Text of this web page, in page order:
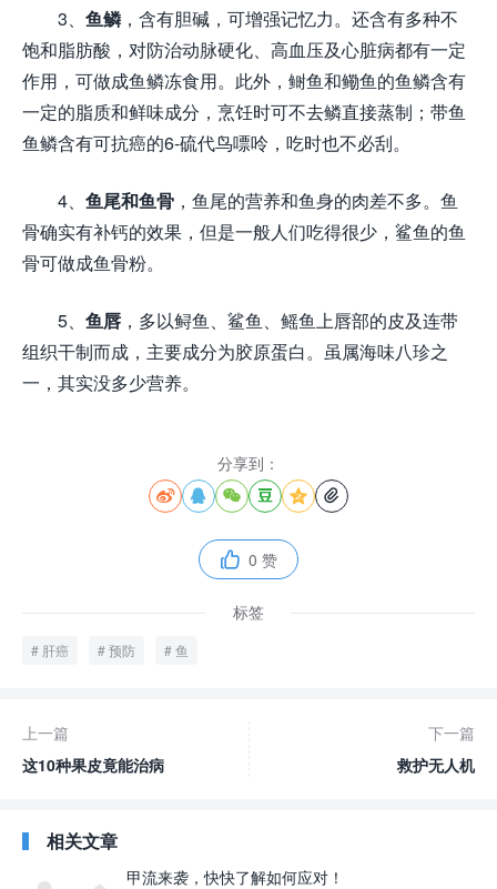
3、 鱼鳞 ，含有胆碱，可增强记忆力。还含有多种不
饱和脂肪酸，对防治动脉硬化、高血压及心脏病都有一定
作用，可做成鱼鳞冻食用。此外，鲥鱼和鳓鱼的鱼鳞含有
一定的脂质和鲜味成分，烹饪时可不去鳞直接蒸制；带鱼
鱼鳞含有可抗癌的6-硫代鸟嘌呤，吃时也不必刮。
4、 鱼尾和鱼骨 ，鱼尾的营养和鱼身的肉差不多。鱼
骨确实有补钙的效果，但是一般人们吃得很少，鲨鱼的鱼
骨可做成鱼骨粉。
5、 鱼唇 ，多以鲟鱼、鲨鱼、鳐鱼上唇部的皮及连带
组织干制而成，主要成分为胶原蛋白。虽属海味八珍之
一，其实没多少营养。
分享到：
     
 0 赞
标签
肝癌 预防 鱼
上一篇
这10种果皮竟能治病
下一篇
救护无人机
相关文章
甲流来袭，快快了解如何应对！